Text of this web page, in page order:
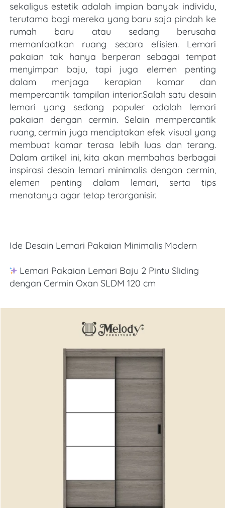
sekaligus estetik adalah impian banyak individu,
terutama bagi mereka yang baru saja pindah ke
rumah baru atau sedang berusaha
memanfaatkan ruang secara efisien. Lemari
pakaian tak hanya berperan sebagai tempat
menyimpan baju, tapi juga elemen penting
dalam menjaga kerapian kamar dan
mempercantik tampilan interior.Salah satu desain
lemari yang sedang populer adalah lemari
pakaian dengan cermin. Selain mempercantik
ruang, cermin juga menciptakan efek visual yang
membuat kamar terasa lebih luas dan terang.
Dalam artikel ini, kita akan membahas berbagai
inspirasi desain lemari minimalis dengan cermin,
elemen penting dalam lemari, serta tips
menatanya agar tetap terorganisir.
Ide Desain Lemari Pakaian Minimalis Modern
Lemari Pakaian Lemari Baju 2 Pintu Sliding
dengan Cermin Oxan SLDM 120 cm